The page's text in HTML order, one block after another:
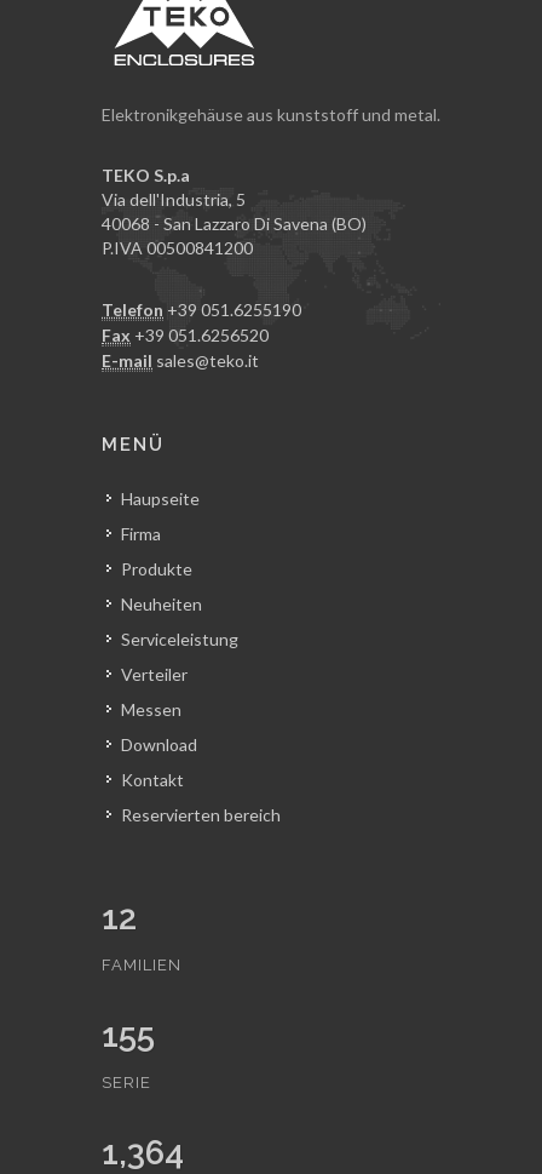
Elektronikgehäuse aus kunststoff und metal.
TEKO S.p.a
Via dell'Industria, 5
40068 - San Lazzaro Di Savena (BO)
P.IVA 00500841200
Telefon +39 051.6255190
Fax +39 051.6256520
E-mail sales@teko.it
MENÜ
Haupseite
Firma
Produkte
Neuheiten
Serviceleistung
Verteiler
Messen
Download
Kontakt
Reservierten bereich
12
FAMILIEN
155
SERIE
1,364